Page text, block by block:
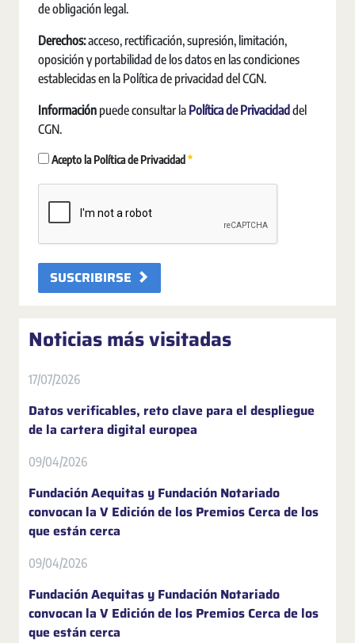
de obligación legal.
Derechos:acceso, rectificación, supresión, limitación,
oposición y portabilidad de los datos en las condiciones
establecidas en la Política de privacidad del CGN.
Información puede consultar la Política de Privacidad del
CGN.
Acepto la Política de Privacidad Requerido
SUSCRIBIRSE
Noticias más visitadas
17/07/2026
Datos verificables, reto clave para el despliegue
de la cartera digital europea
09/04/2026
Fundación Aequitas y Fundación Notariado
convocan la V Edición de los Premios Cerca de los
que están cerca
09/04/2026
Fundación Aequitas y Fundación Notariado
convocan la V Edición de los Premios Cerca de los
que están cerca